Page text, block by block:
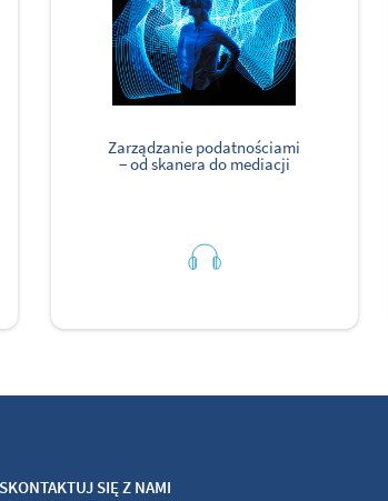
Zarządzanie podatnościami
− od skanera do mediacji
SKONTAKTUJ SIĘ Z NAMI